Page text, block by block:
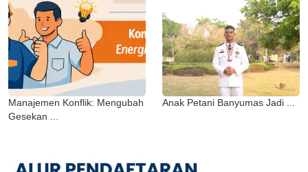
Manajemen Konflik: Mengubah
Gesekan ...
Anak Petani Banyumas Jadi ...